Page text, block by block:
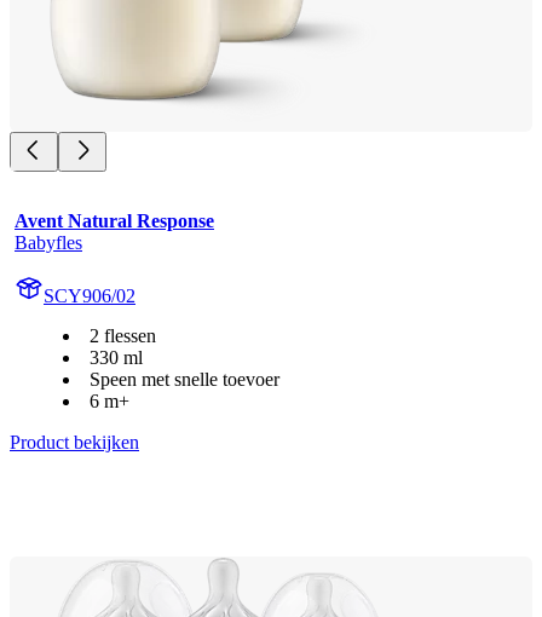
Avent Natural Response
Babyfles
SCY906/02
2 flessen
330 ml
Speen met snelle toevoer
6 m+
Product bekijken